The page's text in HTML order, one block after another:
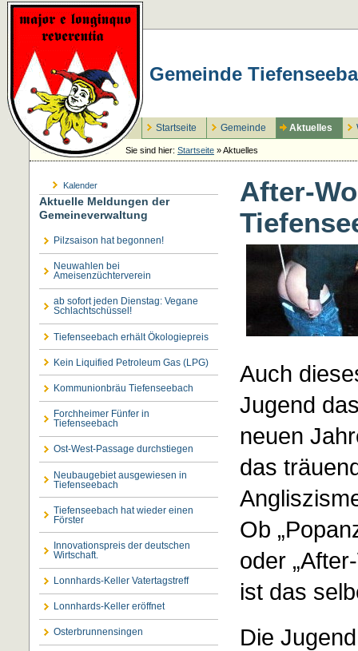
Gemeinde
Startseite Gemeinde Aktuelles
Sie sind hier: Startseite »Aktuelles
Kalender
Aktuelle Meldungen der
Gemeineverwaltung
Pilzsaison hat begonnen!
Neuwahlen bei
Ameisenzüchterverein
ab sofort jeden Dienstag: Vegane
Schlachtschüssel!
Tiefenseebach erhält Ökologiepreis
Kein Liquified Petroleum Gas (LPG)
Kommunionbräu Tiefenseebach
Forchheimer Fünfer in
Tiefenseebach
Ost-West-Passage durchstiegen
Neubaugebiet ausgewiesen in
Tiefenseebach
Tiefenseebach hat wieder einen
Förster
Innovationspreis der deutschen
Wirtschaft.
Lonnhards-Keller Vatertagstreff
Lonnhards-Keller eröffnet
Osterbrunnensingen
After-
Auch
Jugend
neuen
das
Ob
oder
ist das
Die